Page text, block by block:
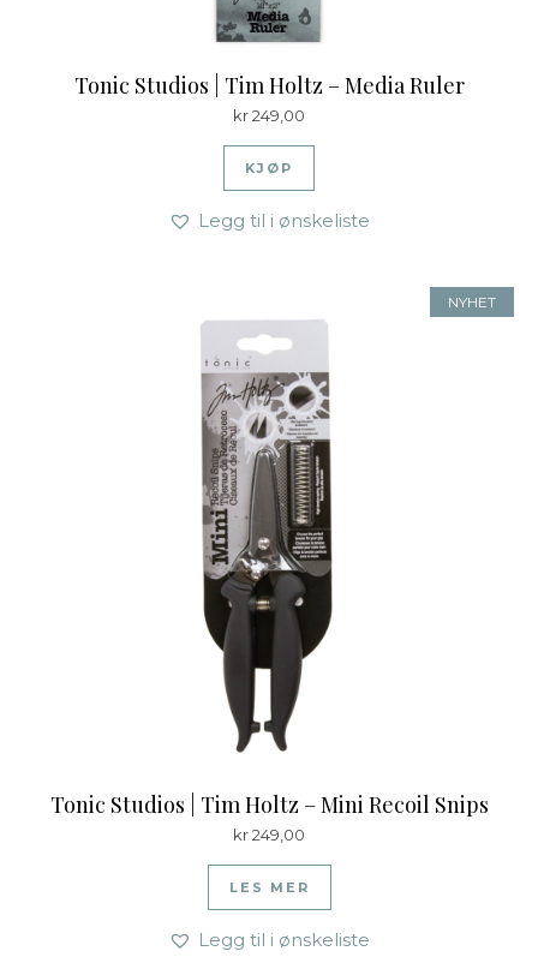
Tonic Studios | Tim Holtz – Media Ruler
kr249,00
KJØP
Legg til i ønskeliste
NYHET
Tonic Studios | Tim Holtz – Mini Recoil Snips
kr249,00
LES MER
Legg til i ønskeliste